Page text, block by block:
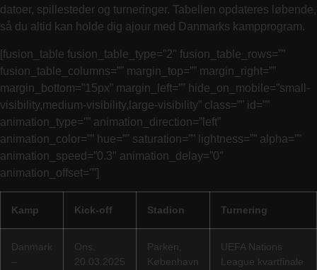
datoer, spillesteder og turneringer. Tabellen opdateres løbende,
så du altid kan holde dig ajour med Danmarks kampprogram.
[fusion_table fusion_table_type=”2″ fusion_table_rows=””
fusion_table_columns=”” margin_top=”” margin_right=””
margin_bottom=”15px” margin_left=”” hide_on_mobile=”small-
visibility,medium-visibility,large-visibility” class=”” id=””
animation_type=”” animation_direction=”left”
animation_color=”” hue=”” saturation=”” lightness=”” alpha=””
animation_speed=”0.3″ animation_delay=”0″
animation_offset=””]
Kamp Kick-off Stadion Turnering
Danmark
–
Ons.
20.03.2025
Parken,
København
UEFA Nations
League kvartfinale